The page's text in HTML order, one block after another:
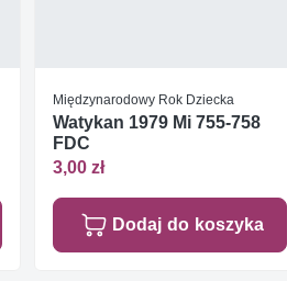
Międzynarodowy Rok Dziecka
Watykan 1979 Mi 755-758
FDC
3,00 zł
Dodaj do koszyka